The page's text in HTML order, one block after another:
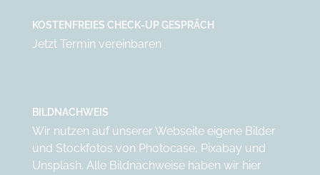
KOSTENFREIES CHECK-UP GESPRÄCH
Jetzt Termin vereinbaren
BILDNACHWEIS
Wir nutzen auf unserer Webseite eigene Bilder
und Stockfotos von Photocase, Pixabay und
Unsplash. Alle Bildnachweise haben wir hier